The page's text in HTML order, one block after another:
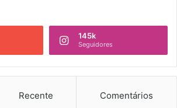
145k
Seguidores
Recente Comentários